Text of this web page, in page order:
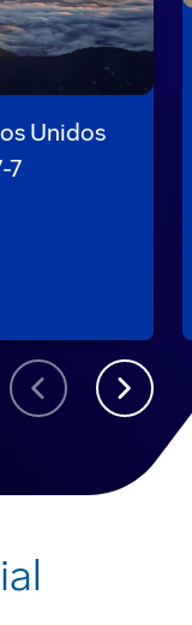
Unidos
7